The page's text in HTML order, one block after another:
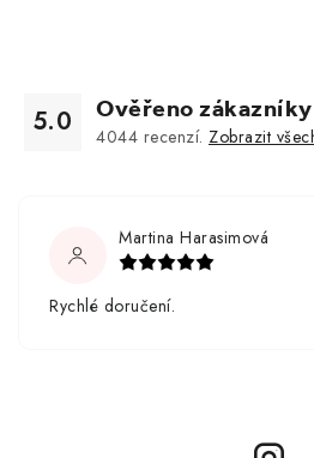
5.0 Ověřeno zákazníky
4044 recenzí. Zobrazit
Martina Harasimová
Rychlé doručení.